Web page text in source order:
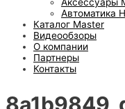
Автоматика
Каталог Master
Видеообзоры
О компании
Партнеры
Контакты